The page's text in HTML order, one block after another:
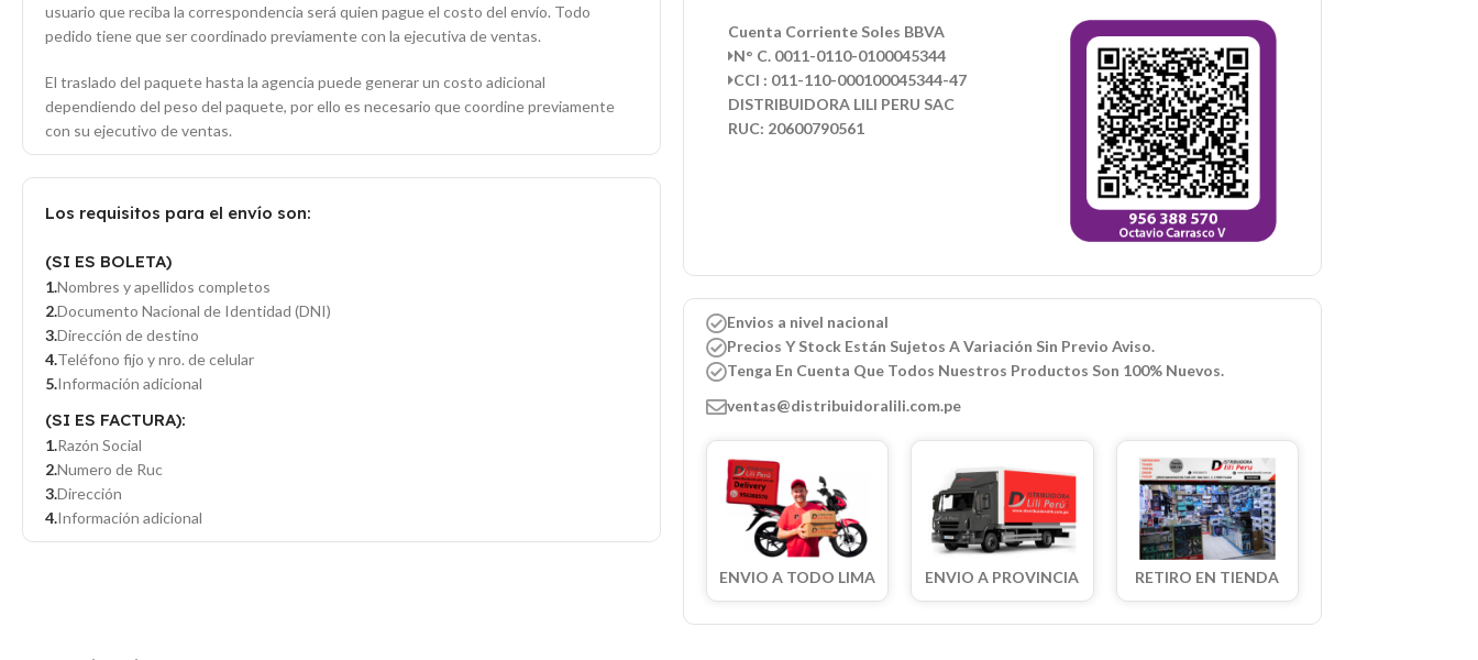
usuario que reciba la correspondencia será quien pague el costo del envío. Todo
pedido tiene que ser coordinado previamente con la ejecutiva de ventas.
El traslado del paquete hasta la agencia puede generar un costo adicional
dependiendo del peso del paquete, por ello es necesario que coordine previamente
con su ejecutivo de ventas.
Los requisitos para el envío son:
(SI ES BOLETA)
Nombres y apellidos completos
Documento Nacional de Identidad (DNI)
Dirección de destino
Teléfono fijo y nro. de celular
Información adicional
(SI ES FACTURA):
Razón Social
Numero de Ruc
Dirección
Información adicional
Cuenta Corriente Soles BBVA
N° C. 0011-0110-0100045344
CCI : 011-110-000100045344-47
DISTRIBUIDORA LILI PERU SAC
RUC: 20600790561
Envios a nivel nacional
Precios Y Stock Están Sujetos A Variación Sin Previo Aviso.
Tenga En Cuenta Que Todos Nuestros Productos Son 100% Nuevos.
ventas@distribuidoralili.com.pe
ENVIO A TODO LIMA ENVIO A PROVINCIA RETIRO EN TIENDA